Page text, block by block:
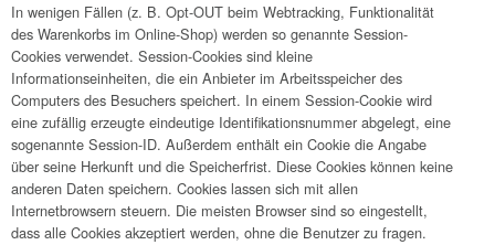
In wenigen Fällen (z. B. Opt-OUT beim Webtracking, Funktionalität
des Warenkorbs im Online-Shop) werden so genannte Session-
Cookies verwendet. Session-Cookies sind kleine
Informationseinheiten, die ein Anbieter im Arbeitsspeicher des
Computers des Besuchers speichert. In einem Session-Cookie wird
eine zufällig erzeugte eindeutige Identifikationsnummer abgelegt, eine
sogenannte Session-ID. Außerdem enthält ein Cookie die Angabe
über seine Herkunft und die Speicherfrist. Diese Cookies können keine
anderen Daten speichern. Cookies lassen sich mit allen
Internetbrowsern steuern. Die meisten Browser sind so eingestellt,
dass alle Cookies akzeptiert werden, ohne die Benutzer zu fragen.